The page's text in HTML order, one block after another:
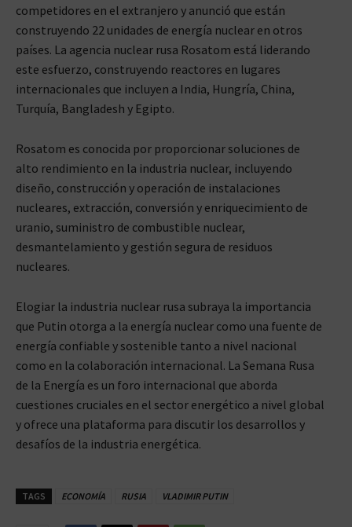
competidores en el extranjero y anunció que están
construyendo 22 unidades de energía nuclear en otros
países. La agencia nuclear rusa Rosatom está liderando
este esfuerzo, construyendo reactores en lugares
internacionales que incluyen a India, Hungría, China,
Turquía, Bangladesh y Egipto.
Rosatom es conocida por proporcionar soluciones de
alto rendimiento en la industria nuclear, incluyendo
diseño, construcción y operación de instalaciones
nucleares, extracción, conversión y enriquecimiento de
uranio, suministro de combustible nuclear,
desmantelamiento y gestión segura de residuos
nucleares.
Elogiar la industria nuclear rusa subraya la importancia
que Putin otorga a la energía nuclear como una fuente de
energía confiable y sostenible tanto a nivel nacional
como en la colaboración internacional. La Semana Rusa
de la Energía es un foro internacional que aborda
cuestiones cruciales en el sector energético a nivel global
y ofrece una plataforma para discutir los desarrollos y
desafíos de la industria energética.
TAGS ECONOMÍA RUSIA VLADIMIR PUTIN